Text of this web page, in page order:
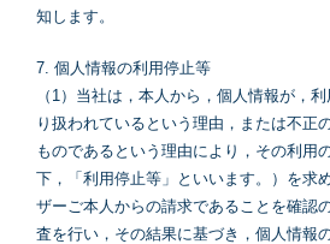
知します。
7. 個人情報の利用停止等
（1）当社は，本人から，個人情報が，
り扱われているという理由，または不正
ものであるという理由により，その利用
下，「利用停止等」といいます。）を求
ザーご本人からの請求であることを確認
査を行い，その結果に基づき，個人情報